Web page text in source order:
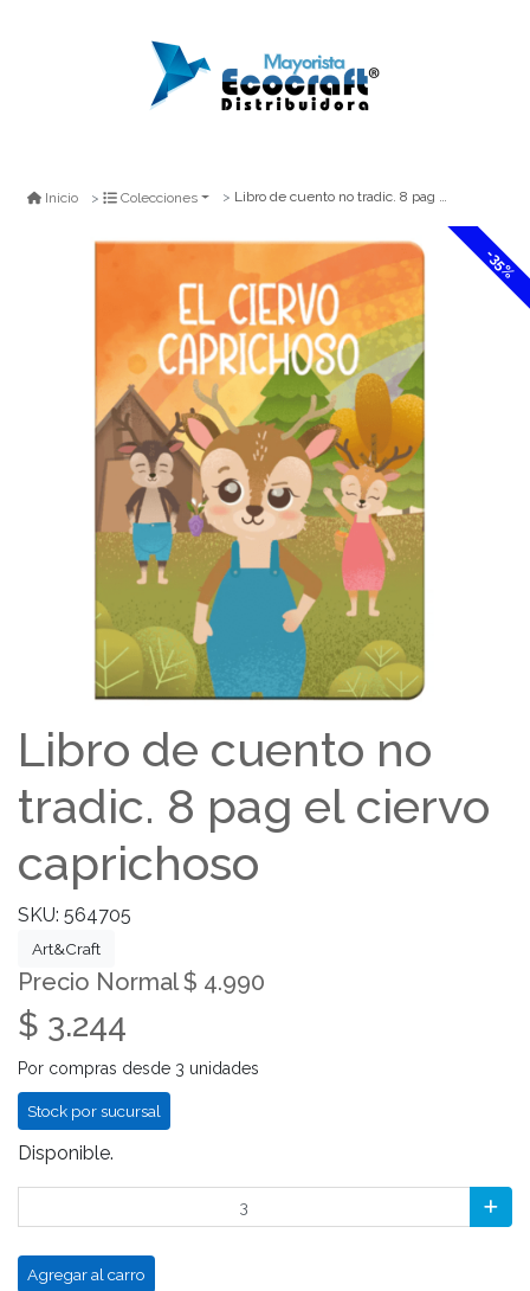
Inicio Colecciones Libro de cuento no tradic. 8 pag el ciervo caprichoso
-35%
Libro de cuento no
tradic. 8 pag el ciervo
caprichoso
SKU: 564705
Art&Craft
Precio Normal $ 4.990
$ 3.244
Por compras desde 3 unidades
Stock por sucursal
Disponible.
Agregar al carro